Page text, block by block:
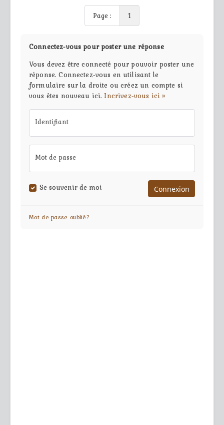
Page : 1
Connectez-vous pour poster une réponse
Vous devez être connecté pour pouvoir poster une
réponse. Connectez-vous en utilisant le
formulaire sur la droite ou créez un compte si
vous êtes nouveau ici.Incrivez-vous ici »
Identifiant
Mot de passe
Se souvenir de moi
Mot de passe oublié?